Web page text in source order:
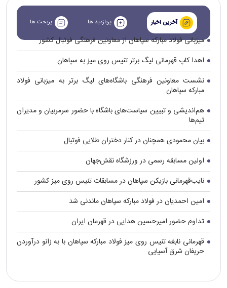
آخرین اخبار پربازدید ها پربحث ها
میزبانی فولاد مبارکه سپاهان از معاونین فرهنگی فوتبال کشور
اهدا کاپ قهرمانی لیگ برتر تنیس روی میز به سپاهان
نشست معاونین فرهنگی باشگاه‌های لیگ برتر به میزبانی فولاد
مبارکه سپاهان
هم‌اندیشی و تبیین سیاست‌های باشگاه با حضور سرمربیان و مدیران
تیم‌ها
بیان محمودی همچنان در کنار دختران طلایی فوتبال
اولین مسابقه رسمی در ورزشگاه نقش‌جهان
نایب‌قهرمانی بازیکن سپاهان در مسابقات تنیس روی میز کشور
امین احمدیان در فولاد مبارکه سپاهان ماندنی شد
تداوم حضور امیرحسین هدایی در قهرمان ایران
قهرمانی نابغه تنیس روی میز فولاد مبارکه سپاهان با به زانو درآوردن
حریفان شرق آسیایی